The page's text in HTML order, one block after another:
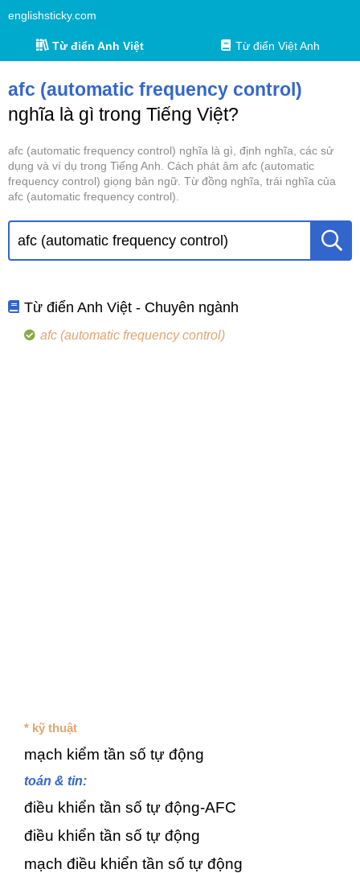
englishsticky.com
Từ điển Anh Việt Từ điển Việt Anh
afc (automatic frequency control)
nghĩa là gì trong Tiếng Việt?
afc (automatic frequency control) nghĩa là gì, định nghĩa, các sử
dụng và ví dụ trong Tiếng Anh. Cách phát âm afc (automatic
frequency control) giọng bản ngữ. Từ đồng nghĩa, trái nghĩa của
afc (automatic frequency control).
Từ điển Anh Việt - Chuyên ngành
afc (automatic frequency control)
* kỹ thuật
mạch kiểm tần số tự động
toán & tin:
điều khiển tần số tự động-AFC
điều khiển tần số tự động
mạch điều khiển tần số tự động